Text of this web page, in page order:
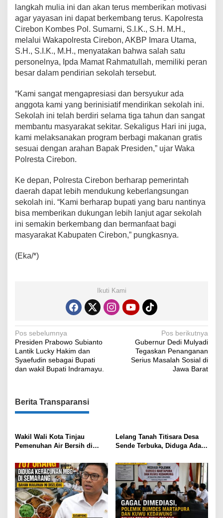
langkah mulia ini dan akan terus memberikan motivasi
agar yayasan ini dapat berkembang terus. Kapolresta
Cirebon Kombes Pol. Sumarni, S.I.K., S.H. M.H.,
melalui Wakapolresta Cirebon, AKBP Imara Utama,
S.H., S.I.K., M.H., menyatakan bahwa salah satu
personelnya, Ipda Mamat Rahmatullah, memiliki peran
besar dalam pendirian sekolah tersebut.
“Kami sangat mengapresiasi dan bersyukur ada
anggota kami yang berinisiatif mendirikan sekolah ini.
Sekolah ini telah berdiri selama tiga tahun dan sangat
membantu masyarakat sekitar. Sekaligus Hari ini juga,
kami melaksanakan program berbagi makanan gratis
sesuai dengan arahan Bapak Presiden,” ujar Waka
Polresta Cirebon.
Ke depan, Polresta Cirebon berharap pemerintah
daerah dapat lebih mendukung keberlangsungan
sekolah ini. “Kami berharap bupati yang baru nantinya
bisa memberikan dukungan lebih lanjut agar sekolah
ini semakin berkembang dan bermanfaat bagi
masyarakat Kabupaten Cirebon,” pungkasnya.
(Eka/*)
Ikuti Kami
Navigasi
pos
Pos sebelumnya
Presiden Prabowo Subianto
Lantik Lucky Hakim dan
Syaefudin sebagai Bupati
dan wakil Bupati Indramayu.
Pos berikutnya
Gubernur Dedi Mulyadi
Tegaskan Penanganan
Serius Masalah Sosial di
Jawa Barat
Berita Transparansi
Wakil Wali Kota Tinjau
Pemenuhan Air Bersih di
Kebutuhan Warga Terlayani
Lelang Tanah Titisara Desa
Sende Terbuka, Diduga Ada
bau, Tokoh Masyarakat Lapor
Tipikor